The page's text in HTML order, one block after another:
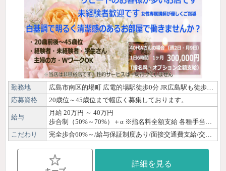
勤務地
広島市南区的場町 広電的場駅徒歩0分 JR広島駅も徒歩圏内です ※送迎はご相談下さい
応募資格
20歳位～45歳位まで幅広く募集しております。
給与
月給 20万円 ～ 40万円
歩合制（50%～70%）＋α ※指名料全額支給 各種手当があり頑張るあなたを応援させて頂きます 支給は当日現金払いが基本ですがご希望の締日での振込も対応できます （会社の給与明細もご準備できます）
こだわり
完全歩合60%～/給与保証制度あり/面接交通費支給/交通費支給/ノルマなし/日払いOK/30代/40代/50代/未経験/経験者優遇/OL/主婦・子育てママ/ぽっちゃり/体験・見学OK/自由シフト制/週1日・月1日OK/短時間OK/出稼ぎ歓迎/副業・WワークOK/駅徒歩圏内/寮あり/個室待機あり/店泊可能/Wi-Fi完備/制服貸出/講師募集/研修制度あり/女性講師による講習/資格取得可能/独立支援制度あり/育児支援あり
詳細を見る